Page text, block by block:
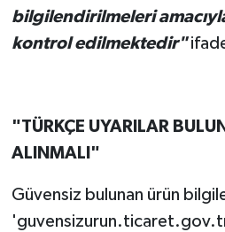
bilgilendirilmeleri
kontrol edilmektedir"
"TÜRKÇE UYARILAR
ALINMALI"
Güvensiz bulunan ürün